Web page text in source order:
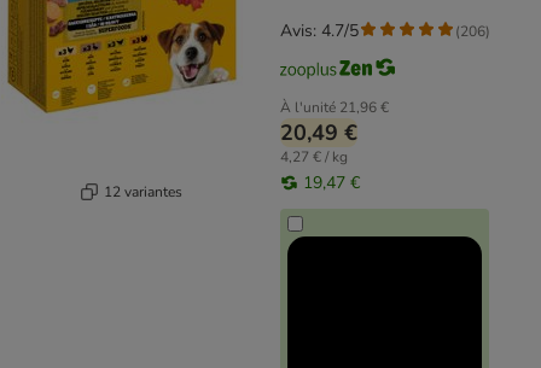
12 variantes
À l'unité 21,96 €
20,49 €
4,27 € / kg
19,47 €
Avis: 4.7/5 (206)